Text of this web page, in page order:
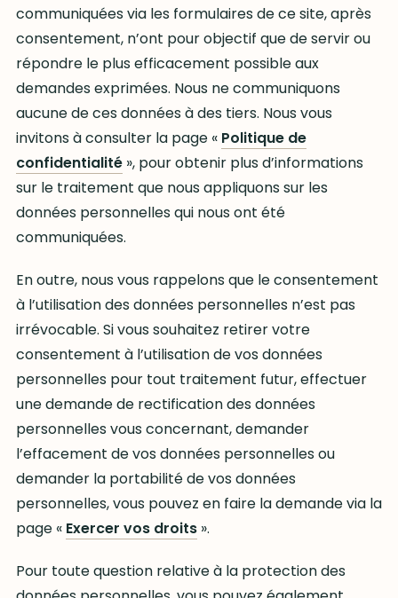
communiquées via les formulaires de ce site, après
consentement, n’ont pour objectif que de servir ou
répondre le plus efficacement possible aux
demandes exprimées. Nous ne communiquons
aucune de ces données à des tiers. Nous vous
invitons à consulter la page « Politique de
confidentialité», pour obtenir plus d’informations
sur le traitement que nous appliquons sur les
données personnelles qui nous ont été
communiquées.
En outre, nous vous rappelons que le consentement
à l’utilisation des données personnelles n’est pas
irrévocable. Si vous souhaitez retirer votre
consentement à l’utilisation de vos données
personnelles pour tout traitement futur, effectuer
une demande de rectification des données
personnelles vous concernant, demander
l’effacement de vos données personnelles ou
demander la portabilité de vos données
personnelles, vous pouvez en faire la demande via la
page « Exercer vos droits».
Pour toute question relative à la protection des